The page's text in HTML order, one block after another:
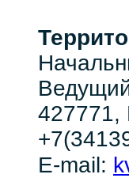
427771,
E-mail: